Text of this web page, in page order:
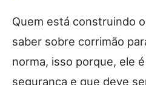
Quem está construindo
saber sobre corrimão
norma, isso porque, ele
segurança e que deve